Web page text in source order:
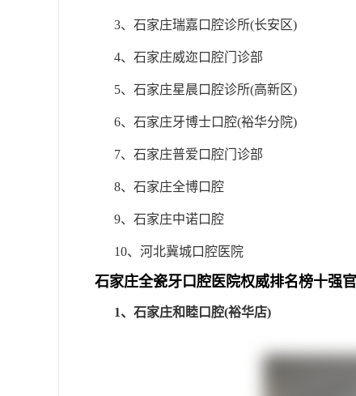
3、石家庄瑞嘉口腔诊所(长安区)
4、石家庄威迩口腔门诊部
5、石家庄星晨口腔诊所(高新区)
6、石家庄牙博士口腔(裕华分院)
7、石家庄普爱口腔门诊部
8、石家庄全博口腔
9、石家庄中诺口腔
10、河北冀城口腔医院
石家庄全瓷牙口腔医院权威排名榜十强官
1、石家庄和睦口腔(裕华店)